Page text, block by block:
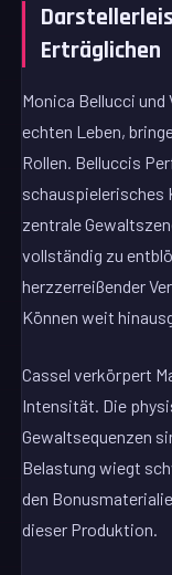
Erträglichen
Monica Bellucci und
echten Leben,
Rollen. Belluccis
schauspielerisches
zentrale
vollständig zu
herzzerreißender
Können weit
Cassel verkörpert
Intensität. Die
Gewaltsequenzen
Belastung wiegt
den
dieser Produktion.